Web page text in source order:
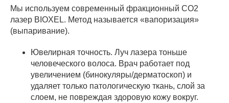
Мы используем современный фракционный CO2
лазер BIOXEL. Метод называется «вапоризация»
(выпаривание).
Ювелирная точность. Луч лазера тоньше
человеческого волоса. Врач работает под
увеличением (бинокуляры/дерматоскоп) и
удаляет только патологическую ткань, слой за
слоем, не повреждая здоровую кожу вокруг.